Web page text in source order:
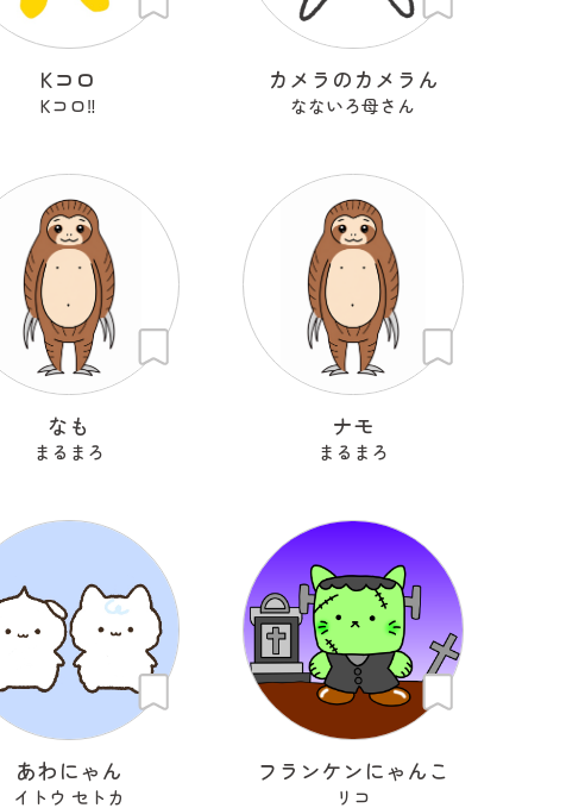
Kコロ
Kコロ‼︎
カメラのカメラん
なないろ母さん
なも
まるまろ
ナモ
まるまろ
あわにゃん
イトウ セトカ
フランケンにゃんこ
リコ